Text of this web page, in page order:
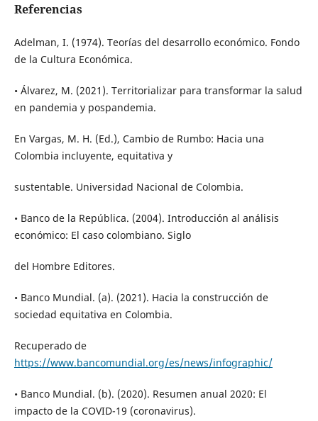
Referencias
Adelman, I. (1974). Teorías del desarrollo económico. Fondo
de la Cultura Económica.
• Álvarez, M. (2021). Territorializar para transformar la salud
en pandemia y pospandemia.
En Vargas, M. H. (Ed.), Cambio de Rumbo: Hacia una
Colombia incluyente, equitativa y
sustentable. Universidad Nacional de Colombia.
• Banco de la República. (2004). Introducción al análisis
económico: El caso colombiano. Siglo
del Hombre Editores.
• Banco Mundial. (a). (2021). Hacia la construcción de
sociedad equitativa en Colombia.
Recuperado de
https://www.bancomundial.org/es/news/infographic/
• Banco Mundial. (b). (2020). Resumen anual 2020: El
impacto de la COVID-19 (coronavirus).